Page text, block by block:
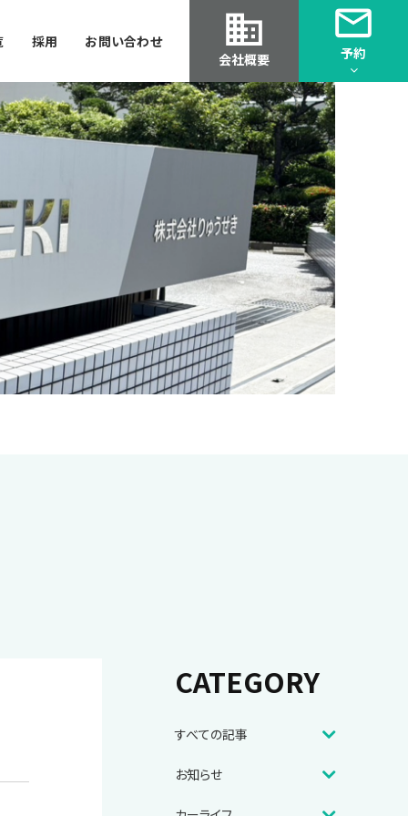
採用
お問い合わせ
会社概要
予約
CATEGORY
すべての記事
お知らせ